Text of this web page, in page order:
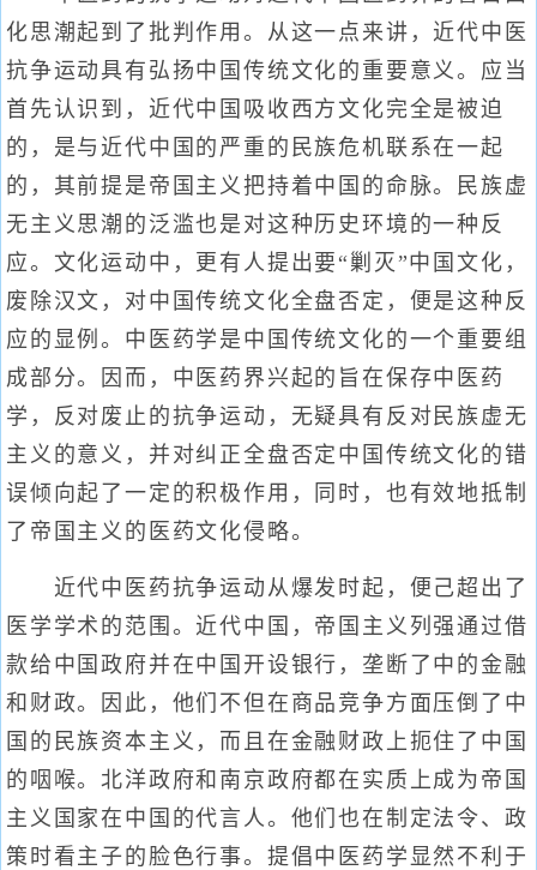
化思潮起到了批判作用。从这一点来讲，近代中医
抗争运动具有弘扬中国传统文化的重要意义。应当
首先认识到，近代中国吸收西方文化完全是被迫
的，是与近代中国的严重的民族危机联系在一起
的，其前提是帝国主义把持着中国的命脉。民族虚
无主义思潮的泛滥也是对这种历史环境的一种反
应。文化运动中，更有人提出要“剿灭”中国文化，
废除汉文，对中国传统文化全盘否定，便是这种反
应的显例。中医药学是中国传统文化的一个重要组
成部分。因而，中医药界兴起的旨在保存中医药
学，反对废止的抗争运动，无疑具有反对民族虚无
主义的意义，并对纠正全盘否定中国传统文化的错
误倾向起了一定的积极作用，同时，也有效地抵制
了帝国主义的医药文化侵略。
近代中医药抗争运动从爆发时起，便己超出了
医学学术的范围。近代中国，帝国主义列强通过借
款给中国政府并在中国开设银行，垄断了中的金融
和财政。因此，他们不但在商品竞争方面压倒了中
国的民族资本主义，而且在金融财政上扼住了中国
的咽喉。北洋政府和南京政府都在实质上成为帝国
主义国家在中国的代言人。他们也在制定法令、政
策时看主子的脸色行事。提倡中医药学显然不利于